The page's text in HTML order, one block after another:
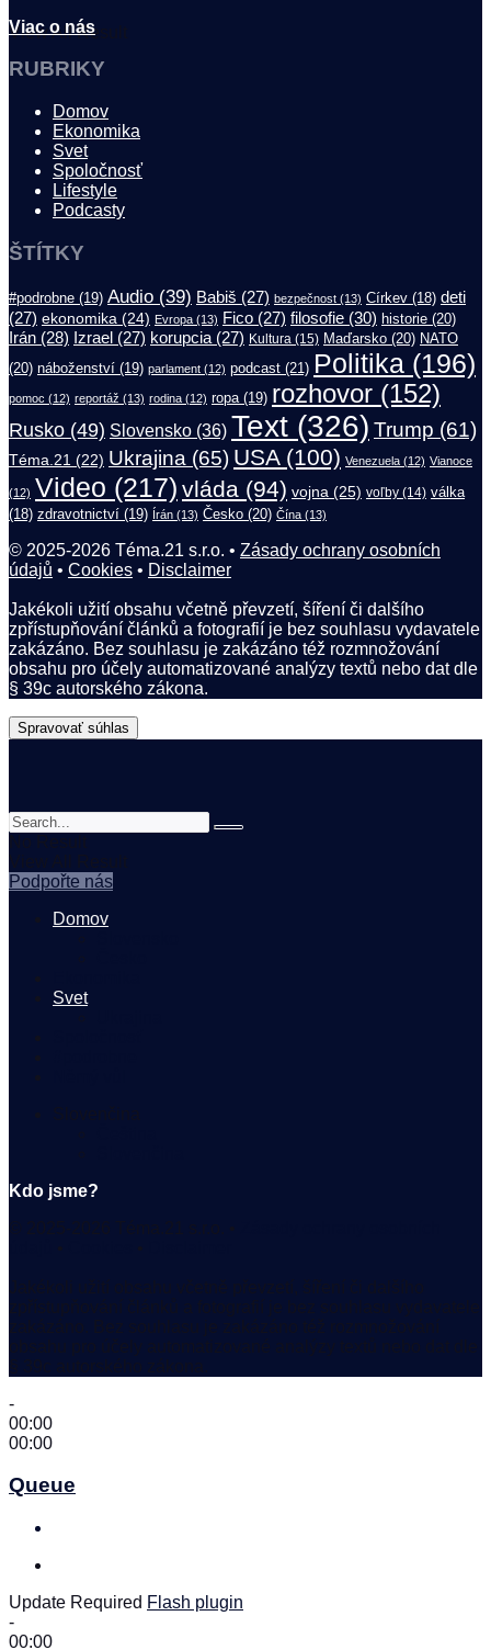
View All Result
Viac o nás
RUBRIKY
Domov
Ekonomika
Svet
Spoločnosť
Lifestyle
Podcasty
ŠTÍTKY
#podrobne (19) Audio (39) Babiš (27) bezpečnost (13) Církev (18) deti
(27) ekonomika (24) Evropa (13) Fico (27) filosofie (30) historie (20)
Irán (28) Izrael (27) korupcia (27) Kultura (15) Maďarsko (20) NATO
(20) náboženství (19) parlament (12) podcast (21) Politika (196)
pomoc (12) reportáž (13) rodina (12) ropa (19) rozhovor (152)
Rusko (49) Slovensko (36) Text (326) Trump (61)
Téma.21 (22) Ukrajina (65) USA(100) Venezuela (12) Vianoce
(12) Video (217) vláda (94) vojna (25) voľby (14) válka
(18) zdravotnictví (19) Írán (13) Česko (20) Čína (13)
© 2025-2026 Téma.21 s.r.o. • Zásady ochrany osobních
údajů • Cookies • Disclaimer
Jakékoli užití obsahu včetně převzetí, šíření či dalšího
zpřístupňování článků a fotografií je bez souhlasu vydavatele
zakázáno. Bez souhlasu je zakázáno též rozmnožování
obsahu pro účely automatizované analýzy textů nebo dat dle
§ 39c autorského zákona.
Spravovať súhlas
Podpořte nás
Domov
Svet
Kdo jsme?
-
00:00
00:00
Queue
Update Required Flash plugin
-
00:00